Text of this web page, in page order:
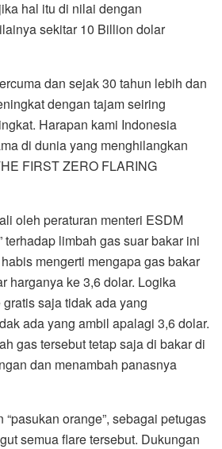
hal itu di nilai dengan
sekitar 10 Billion dolar
dan sejak 30 tahun lebih dan
dengan tajam seiring
Harapan kami Indonesia
di dunia yang menghilangkan
FIRST ZERO FLARING
oleh peraturan menteri ESDM
terhadap limbah gas suar bakar ini
mengerti mengapa gas bakar
harganya ke 3,6 dolar. Logika
saja tidak ada yang
ada yang ambil apalagi 3,6 dolar.
gas tersebut tetap saja di bakar di
dan menambah panasnya
orange”, sebagai petugas
semua flare tersebut. Dukungan